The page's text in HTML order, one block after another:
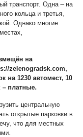
транспорт. Одна – на
кольца и третья,
Однако многие
на
zelenogradsk.com,
на 1230 автомест, 10
– платные.
центральную
открытые парковки в
что для местных